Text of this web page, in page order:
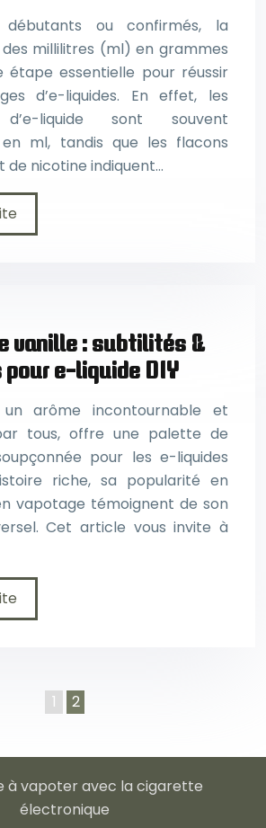
débutants ou confirmés, la
millilitres (ml) en grammes
étape essentielle pour réussir
d’e-liquides. En effet, les
liquide sont souvent
ml, tandis que les flacons
de nicotine indiquent…
vanille : subtilités &
pour e-liquide DIY
un arôme incontournable et
tous, offre une palette de
pour les e-liquides
riche, sa popularité en
vapotage témoignent de son
Cet article vous invite à
1 2
à vapoter avec la cigarette
électronique